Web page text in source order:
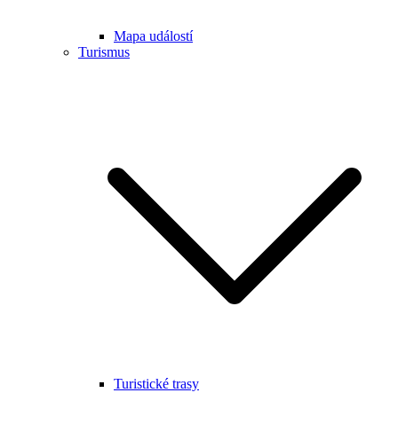
Mapa událostí
Turismus
Turistické trasy